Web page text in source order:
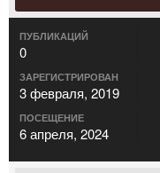
ПУБЛИКАЦИЙ
0
ЗАРЕГИСТРИРОВАН
3 февраля, 2019
ПОСЕЩЕНИЕ
6 апреля, 2024